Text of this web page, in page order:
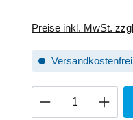
Preise inkl. MwSt.
Versandkostenfrei
Produkt